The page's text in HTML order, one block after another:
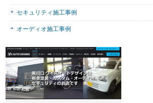
セキュリティ施工事例
オーディオ施工事例